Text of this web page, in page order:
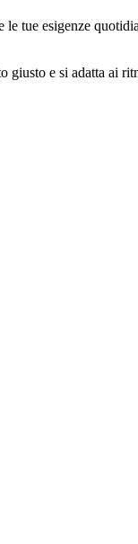
tue esigenze
e si adatta ai